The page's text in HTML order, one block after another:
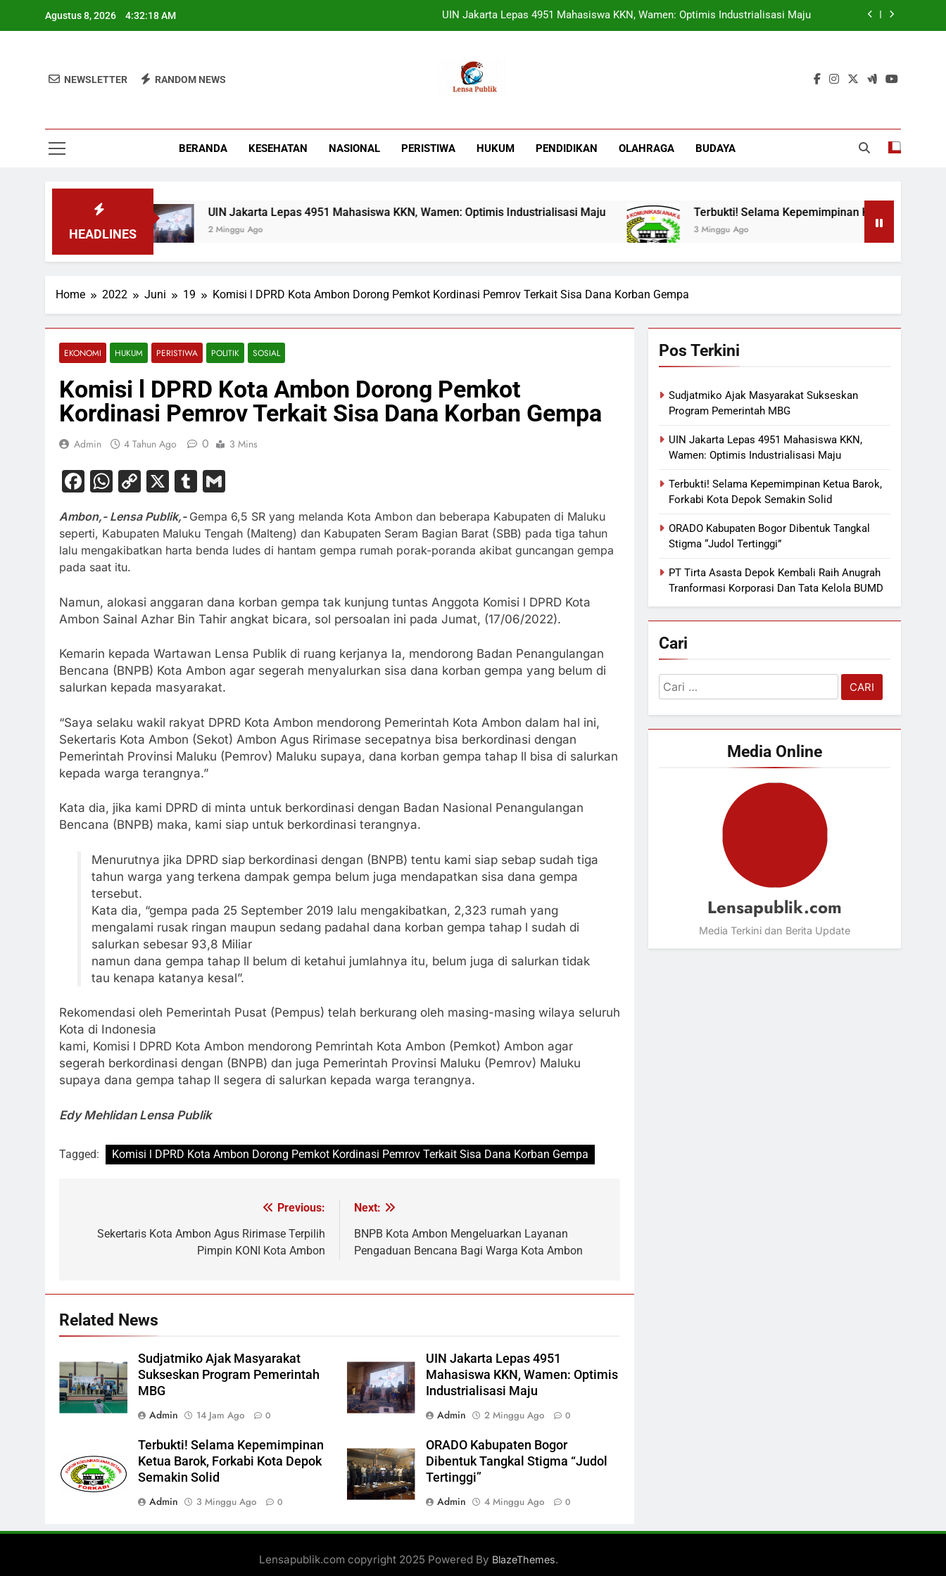
Agustus 8, 2026 4:32:18 AM
Terbukti! Selama Kepemimpinan Ketua Barok, Forkabi Kota Depok Semakin Solid
Terbukti! Selama Kepemimpinan Ketua Barok, Forkabi Kota Depok Semakin Solid
NEWSLETTER RANDOM NEWS
BERANDA KESEHATAN NASIONAL PERISTIWA HUKUM PENDIDIKAN OLAHRAGA BUDAYA
HEADLINES
UIN Jakarta Lepas 4951 Mahasiswa KKN, Wamen: Optimis Industrialisasi Maju
2 Minggu Ago
Terbukti! Selama Kepemimpinan Ketua Barok, Forkabi
3 Minggu Ago
Home 2022 Juni 19 Komisi l DPRD Kota Ambon Dorong Pemkot Kordinasi Pemrov Terkait Sisa Dana Korban Gempa
EKONOMI HUKUM PERISTIWA POLITIK SOSIAL
Komisi l DPRD Kota Ambon Dorong Pemkot
Kordinasi Pemrov Terkait Sisa Dana Korban Gempa
Admin 4 Tahun Ago 0 3 Mins
Facebook
WhatsApp
Copy
X Tumblr
Ambon,- Lensa Publik,- Gempa 6,5 SR yang melanda Kota Ambon dan beberapa Kabupaten di Maluku
seperti, Kabupaten Maluku Tengah (Malteng) dan Kabupaten Seram Bagian Barat (SBB) pada tiga tahun
lalu mengakibatkan harta benda ludes di hantam gempa rumah porak-poranda akibat guncangan gempa
pada saat itu.
Namun, alokasi anggaran dana korban gempa tak kunjung tuntas Anggota Komisi l DPRD Kota
Ambon Sainal Azhar Bin Tahir angkat bicara, sol persoalan ini pada Jumat, (17/06/2022).
Kemarin kepada Wartawan Lensa Publik di ruang kerjanya Ia, mendorong Badan Penangulangan
Bencana (BNPB) Kota Ambon agar segerah menyalurkan sisa dana korban gempa yang belum di
salurkan kepada masyarakat.
“Saya selaku wakil rakyat DPRD Kota Ambon mendorong Pemerintah Kota Ambon dalam hal ini,
Sekertaris Kota Ambon (Sekot) Ambon Agus Ririmase secepatnya bisa berkordinasi dengan
Pemerintah Provinsi Maluku (Pemrov) Maluku supaya, dana korban gempa tahap ll bisa di salurkan
kepada warga terangnya.”
Kata dia, jika kami DPRD di minta untuk berkordinasi dengan Badan Nasional Penangulangan
Bencana (BNPB) maka, kami siap untuk berkordinasi terangnya.
Menurutnya jika DPRD siap berkordinasi dengan (BNPB) tentu kami siap sebap sudah tiga
tahun warga yang terkena dampak gempa belum juga mendapatkan sisa dana gempa
tersebut.
Kata dia, “gempa pada 25 September 2019 lalu mengakibatkan, 2,323 rumah yang
mengalami rusak ringan maupun sedang padahal dana korban gempa tahap l sudah di
salurkan sebesar 93,8 Miliar
namun dana gempa tahap ll belum di ketahui jumlahnya itu, belum juga di salurkan tidak
tau kenapa katanya kesal”.
Rekomendasi oleh Pemerintah Pusat (Pempus) telah berkurang oleh masing-masing wilaya seluruh
Kota di Indonesia
kami, Komisi l DPRD Kota Ambon mendorong Pemrintah Kota Ambon (Pemkot) Ambon agar
segerah berkordinasi dengan (BNPB) dan juga Pemerintah Provinsi Maluku (Pemrov) Maluku
supaya dana gempa tahap ll segera di salurkan kepada warga terangnya.
Edy Mehlidan Lensa Publik
Tagged: Komisi l DPRD Kota Ambon Dorong Pemkot Kordinasi Pemrov Terkait Sisa Dana Korban Gempa
pos
Previous:
Sekertaris Kota Ambon Agus Ririmase Terpilih
Pimpin KONI Kota Ambon
Next:
BNPB Kota Ambon Mengeluarkan Layanan
Pengaduan Bencana Bagi Warga Kota Ambon
Related News
Sudjatmiko Ajak Masyarakat
Sukseskan Program Pemerintah
MBG
Admin
14 Jam Ago 0
UIN Jakarta Lepas 4951
Mahasiswa KKN, Wamen: Optimis
Industrialisasi Maju
Admin
2 Minggu Ago 0
Terbukti! Selama Kepemimpinan
Ketua Barok, Forkabi Kota Depok
Semakin Solid
Admin
3 Minggu Ago 0
ORADO Kabupaten Bogor
Dibentuk Tangkal Stigma “Judol
Tertinggi”
Admin
4 Minggu Ago 0
Pos Terkini
Sudjatmiko Ajak Masyarakat Sukseskan
Program Pemerintah MBG
UIN Jakarta Lepas 4951 Mahasiswa KKN,
Wamen: Optimis Industrialisasi Maju
Terbukti! Selama Kepemimpinan Ketua Barok,
Forkabi Kota Depok Semakin Solid
ORADO Kabupaten Bogor Dibentuk Tangkal
Stigma “Judol Tertinggi”
PT Tirta Asasta Depok Kembali Raih Anugrah
Tranformasi Korporasi Dan Tata Kelola BUMD
Cari
Cari
untuk:
Media Online
Lensapublik.com
Media Terkini dan Berita Update
Lensapublik.com copyright 2025 Powered By BlazeThemes.